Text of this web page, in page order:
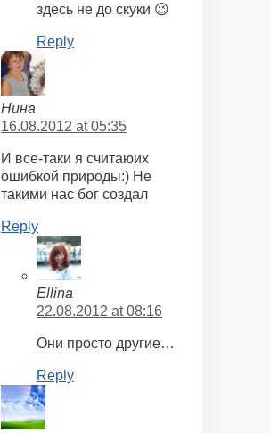
здесь не до скуки 😉
Reply
Нина
16.08.2012 at 05:35
И все-таки я считаюих
ошибкой природы:) Не
такими нас бог создал
Reply
Ellina
22.08.2012 at 08:16
Они просто другие…
Reply